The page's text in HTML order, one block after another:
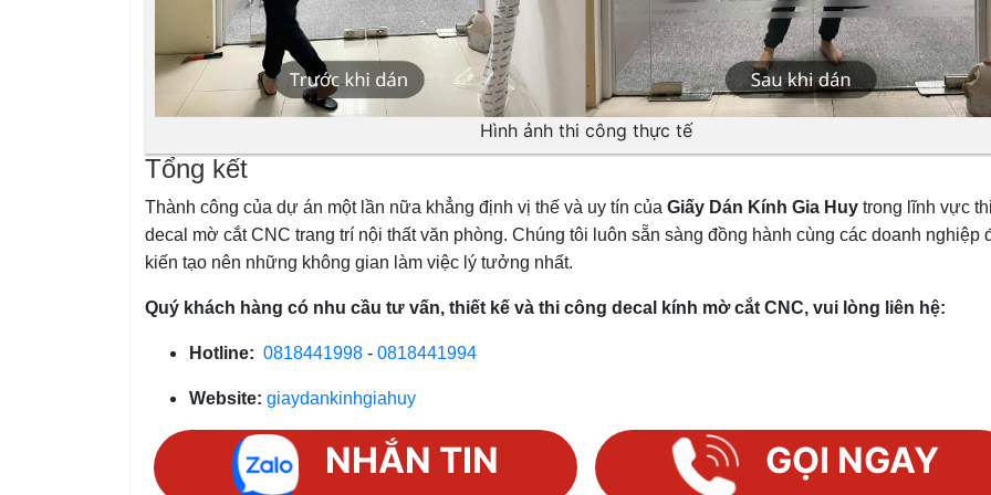
Hình ảnh thi công thực tế
Tổng kết
Thành công của dự án một lần nữa khẳng định vị thế và uy tín của Giấy Dán Kính Gia Huytrong lĩnh vực
decal mờ cắt CNC trang trí nội thất văn phòng. Chúng tôi luôn sẵn sàng đồng hành cùng các doanh nghiệp
kiến tạo nên những không gian làm việc lý tưởng nhất.
Quý khách hàng có nhu cầu tư vấn, thiết kế và thi công decal kính mờ cắt CNC, vui lòng liên hệ:
Hotline: 0818441998- 0818441994
Website: giaydankinhgiahuy
NHẮN TIN GỌI NGAY